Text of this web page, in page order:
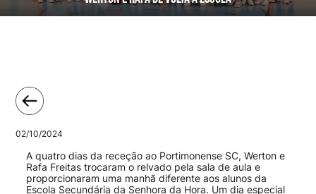
02/10/2024
A quatro dias da receção ao Portimonense SC, Werton e
Rafa Freitas trocaram o relvado pela sala de aula e
proporcionaram uma manhã diferente aos alunos da
Escola Secundária da Senhora da Hora. Um dia especial